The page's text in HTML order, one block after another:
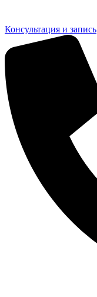
Консультация и запись